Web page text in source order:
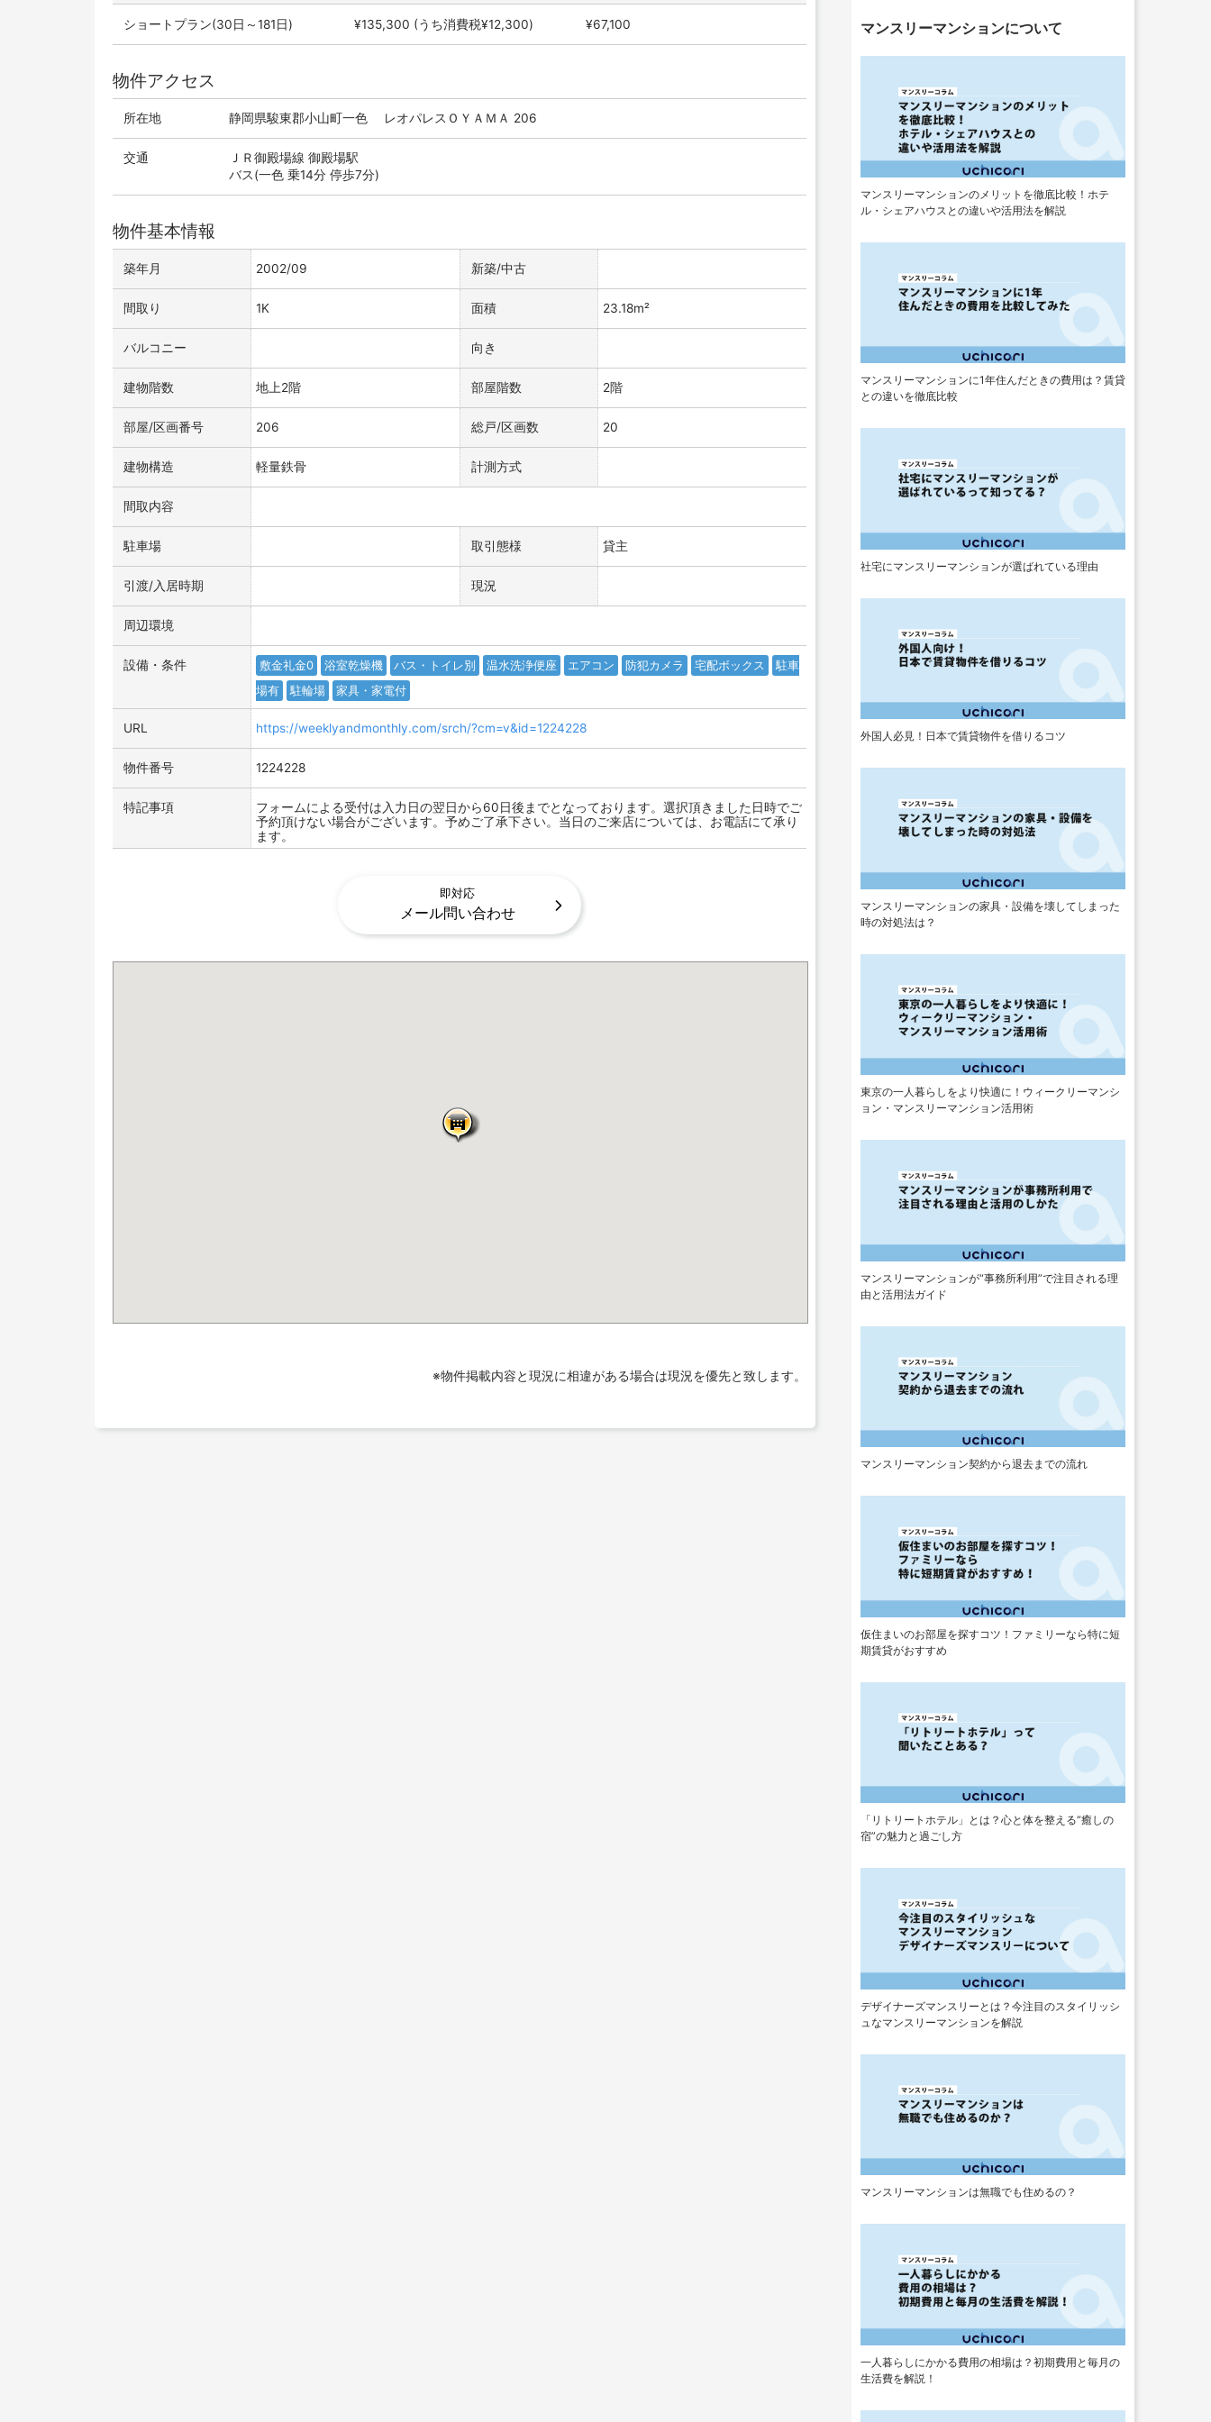
ショートプラン(30日～181日) ¥135,300 (うち消費税¥12,300) ¥67,100
物件アクセス
所在地 静岡県駿東郡小山町一色 レオパレスＯＹＡＭＡ 206
交通
ＪＲ御殿場線 御殿場駅
バス(一色 乗14分 停歩7分)
物件基本情報
築年月 2002/09 新築/中古
間取り 1K 面積 23.18m²
バルコニー 向き
建物階数 地上2階 部屋階数 2階
部屋/区画番号 206 総戸/区画数 20
建物構造 軽量鉄骨 計測方式
間取内容
駐車場 取引態様 貸主
引渡/入居時期 現況
周辺環境
設備・条件 敷金礼金0 浴室乾燥機 バス・トイレ別 温水洗浄便座 エアコン 防犯カメラ 宅配ボックス
駐車
場有
駐輪場 家具・家電付
URL https://weeklyandmonthly.com/srch/?cm=v&id=1224228
物件番号 1224228
特記事項
フォームによる受付は入力日の翌日から60日後までとなっております。選択頂きました日時でご
予約頂けない場合がございます。予めご了承下さい。当日のご来店については、お電話にて承り
ます。
即対応
メール問い合わせ
※物件掲載内容と現況に相違がある場合は現況を優先と致します。
マンスリーマンションについて
マンスリーマンションのメリットを徹底比較！ホテ
ル・シェアハウスとの違いや活用法を解説
マンスリーマンションに1年住んだときの費用は？賃貸
との違いを徹底比較
社宅にマンスリーマンションが選ばれている理由
外国人必見！日本で賃貸物件を借りるコツ
マンスリーマンションの家具・設備を壊してしまった
時の対処法は？
東京の一人暮らしをより快適に！ウィークリーマンシ
ョン・マンスリーマンション活用術
マンスリーマンションが“事務所利用”で注目される理
由と活用法ガイド
マンスリーマンション契約から退去までの流れ
仮住まいのお部屋を探すコツ！ファミリーなら特に短
期賃貸がおすすめ
「リトリートホテル」とは？心と体を整える“癒しの
宿”の魅力と過ごし方
デザイナーズマンスリーとは？今注目のスタイリッシ
ュなマンスリーマンションを解説
マンスリーマンションは無職でも住めるの？
一人暮らしにかかる費用の相場は？初期費用と毎月の
生活費を解説！